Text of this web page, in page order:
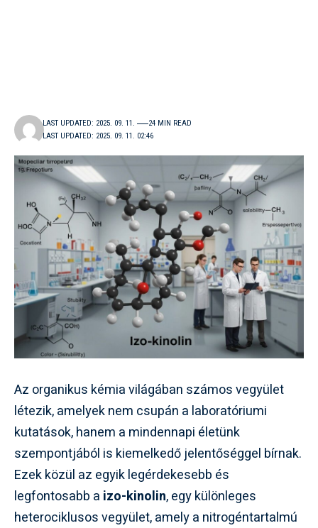
LAST UPDATED: 2025. 09. 11. 02:46
LAST UPDATED: 2025. 09. 11. 24 MIN READ
Az organikus kémia világában számos vegyület
létezik, amelyek nem csupán a laboratóriumi
kutatások, hanem a mindennapi életünk
szempontjából is kiemelkedő jelentőséggel bírnak.
Ezek közül az egyik legérdekesebb és
legfontosabb a izo-kinolin, egy különleges
heterociklusos vegyület, amely a nitrogéntartalmú